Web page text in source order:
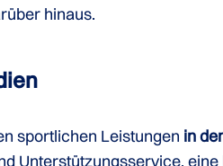
hinaus.
sportlichen Leistungen in
Unterstützungsservice,